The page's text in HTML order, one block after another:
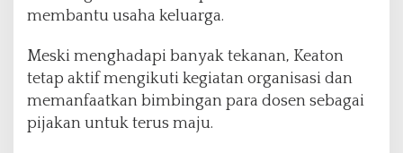
membantu usaha keluarga.
Meski menghadapi banyak tekanan, Keaton
tetap aktif mengikuti kegiatan organisasi dan
memanfaatkan bimbingan para dosen sebagai
pijakan untuk terus maju.